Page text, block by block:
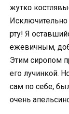
жутко
Исключительно
рту! Я
ежевичным,
Этим сиропом
его лучинкой.
сам по себе,
очень